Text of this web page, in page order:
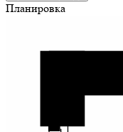
Планировка